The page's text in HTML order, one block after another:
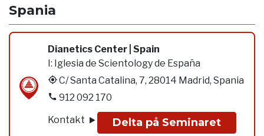
Spania
Dianetics Center | Spain
I: Iglesia de Scientology de España
C/ Santa Catalina, 7, 28014 Madrid, Spania
912 092 170
Kontakt
Delta på Seminaret